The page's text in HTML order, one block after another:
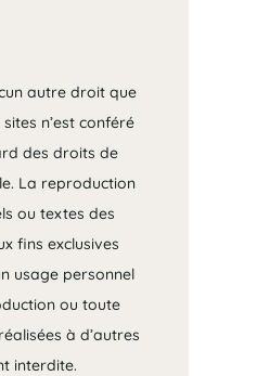
autre droit que
n’est conféré
des droits de
La reproduction
ou textes des
fins exclusives
usage personnel
ou toute
à d’autres
interdite.